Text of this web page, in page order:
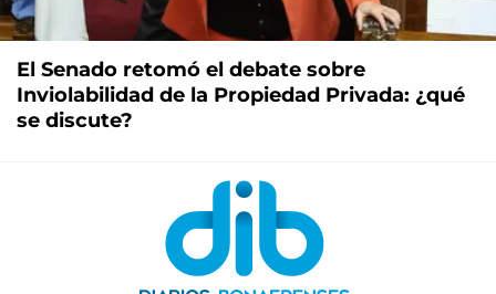
El Senado retomó el debate sobre
Inviolabilidad de la Propiedad Privada: ¿qué
se discute?